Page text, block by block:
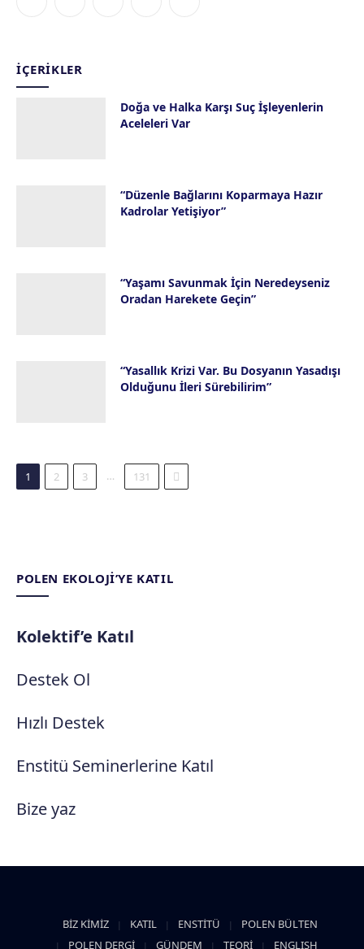
İÇERIKLER
Doğa ve Halka Karşı Suç İşleyenlerin
Aceleleri Var
“Düzenle Bağlarını Koparmaya Hazır
Kadrolar Yetişiyor”
“Yaşamı Savunmak İçin Neredeyseniz
Oradan Harekete Geçin”
“Yasallık Krizi Var. Bu Dosyanın Yasadışı
Olduğunu İleri Sürebilirim”
1 2 3 … 131 Next
POLEN EKOLOJI’YE KATIL
Kolektif’e Katıl
Destek Ol
Hızlı Destek
Enstitü Seminerlerine Katıl
Bize yaz
BİZ KİMİZ KATIL ENSTİTÜ
POLEN BÜLTEN
POLEN DERGİ
GÜNDEM TEORİ ENGLISH